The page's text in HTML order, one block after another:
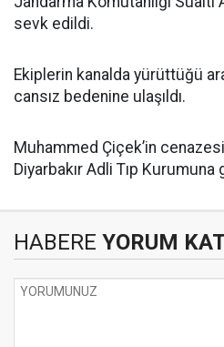
sevk edildi.
Ekiplerin kanalda yürüttüğü
cansız bedenine ulaşıldı.
Muhammed Çiçek’in
Diyarbakır Adli Tıp Kurumuna
HABERE YORUM